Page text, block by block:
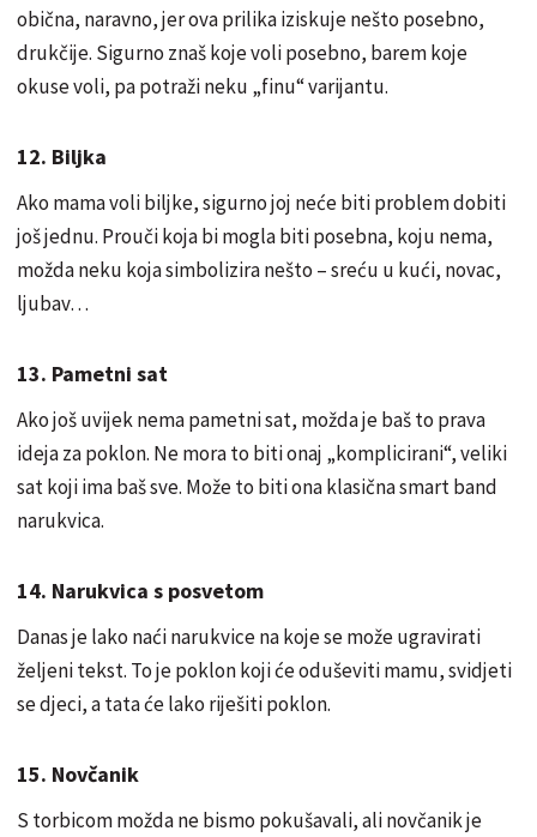
obična, naravno, jer ova prilika iziskuje nešto posebno,
drukčije. Sigurno znaš koje voli posebno, barem koje
okuse voli, pa potraži neku „finu“ varijantu.
12. Biljka
Ako mama voli biljke, sigurno joj neće biti problem dobiti
još jednu. Prouči koja bi mogla biti posebna, koju nema,
možda neku koja simbolizira nešto – sreću u kući, novac,
ljubav…
13. Pametni sat
Ako još uvijek nema pametni sat, možda je baš to prava
ideja za poklon. Ne mora to biti onaj „komplicirani“, veliki
sat koji ima baš sve. Može to biti ona klasična smart band
narukvica.
14. Narukvica s posvetom
Danas je lako naći narukvice na koje se može ugravirati
željeni tekst. To je poklon koji će oduševiti mamu, svidjeti
se djeci, a tata će lako riješiti poklon.
15. Novčanik
S torbicom možda ne bismo pokušavali, ali novčanik je